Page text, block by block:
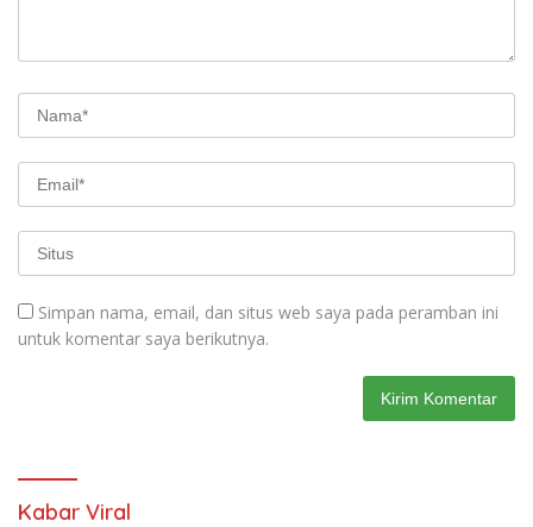
Simpan nama, email, dan situs web saya pada peramban ini
untuk komentar saya berikutnya.
Kabar Viral